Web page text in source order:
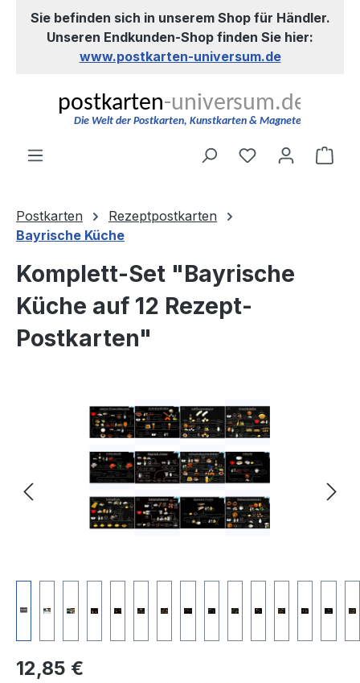
Zum Hauptinhalt springen
Sie befinden sich in unserem Shop für Händler.
Unseren Endkunden-Shop finden Sie hier:
www.postkarten-universum.de
Du hast 0
Postkarten
Rezeptpostkarten
Bayrische Küche
Komplett-Set "Bayrische
Küche auf 12 Rezept-
Postkarten"
Bildergalerie überspringen
Regulärer Preis:
12,85 €